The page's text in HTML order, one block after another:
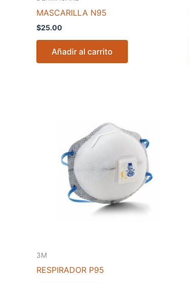
MASCARILLA N95
$25.00
Añadir al carrito
3M
RESPIRADOR P95